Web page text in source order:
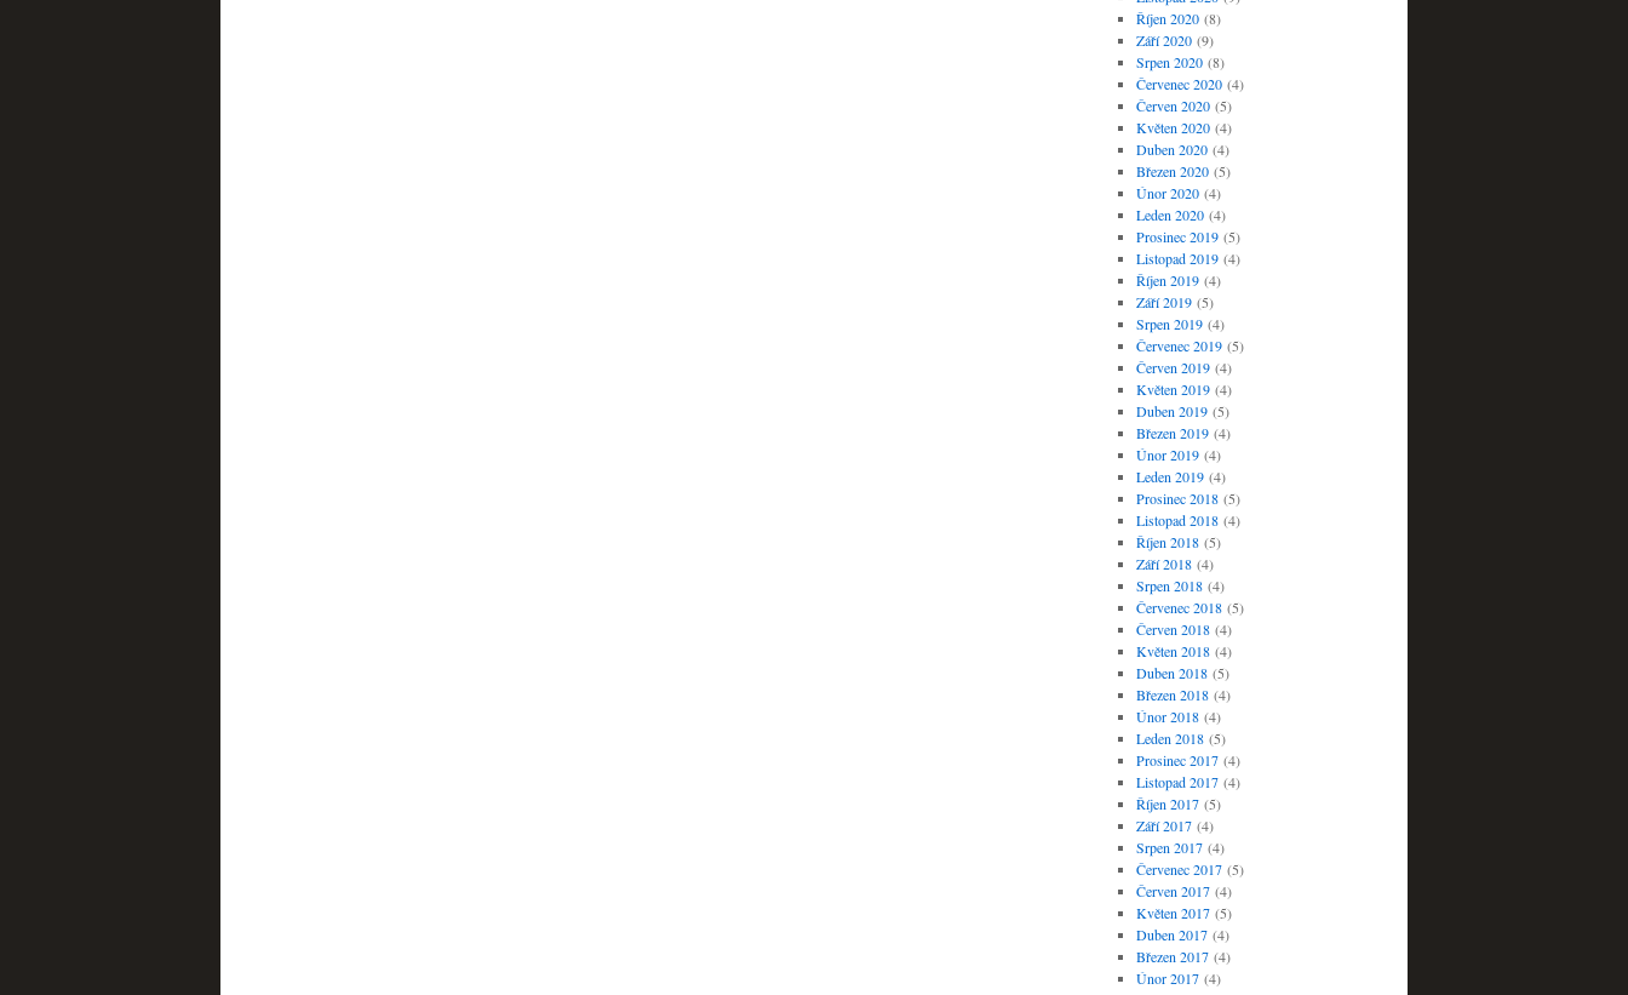
Říjen 2020(8)
Září 2020(9)
Srpen 2020(8)
Červenec 2020(4)
Červen 2020(5)
Květen 2020(4)
Duben 2020(4)
Březen 2020(5)
Únor 2020(4)
Leden 2020(4)
Prosinec 2019(5)
Listopad 2019(4)
Říjen 2019(4)
Září 2019(5)
Srpen 2019(4)
Červenec 2019(5)
Červen 2019(4)
Květen 2019(4)
Duben 2019(5)
Březen 2019(4)
Únor 2019(4)
Leden 2019(4)
Prosinec 2018(5)
Listopad 2018(4)
Říjen 2018(5)
Září 2018(4)
Srpen 2018(4)
Červenec 2018(5)
Červen 2018(4)
Květen 2018(4)
Duben 2018(5)
Březen 2018(4)
Únor 2018(4)
Leden 2018(5)
Prosinec 2017(4)
Listopad 2017(4)
Říjen 2017(5)
Září 2017(4)
Srpen 2017(4)
Červenec 2017(5)
Červen 2017(4)
Květen 2017(5)
Duben 2017(4)
Březen 2017(4)
Únor 2017(4)